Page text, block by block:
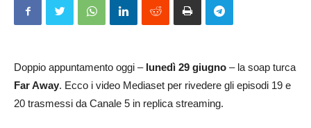
Doppio appuntamento oggi – lunedì 29 giugno – la soap turca
Far Away. Ecco i video Mediaset per rivedere gli episodi 19 e
20 trasmessi da Canale 5 in replica streaming.